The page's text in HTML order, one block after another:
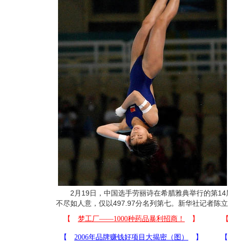
2月19日，中国选手劳丽诗在希腊雅典举行的第14
不尽如人意，仅以497.97分名列第七。新华社记者陈